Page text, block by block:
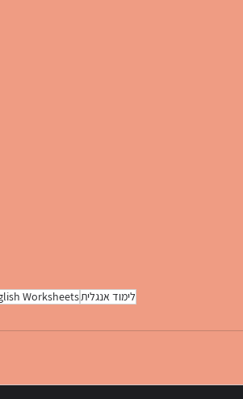
לימוד אנגליתWorksheets